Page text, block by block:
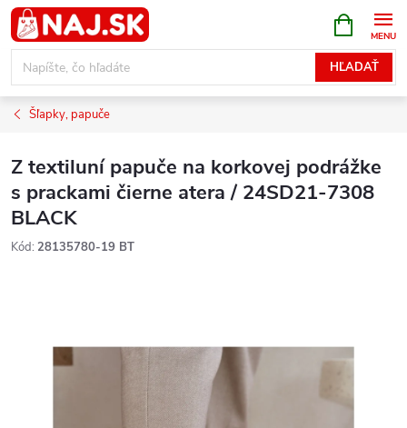
Prejsť
na
obsah
HĽADAŤ
KOŠÍK
Šľapky, papuče
Z textiluní papuče na korkovej podrážke
s prackami čierne atera / 24SD21-7308
BLACK
Kód: 28135780-19 BT